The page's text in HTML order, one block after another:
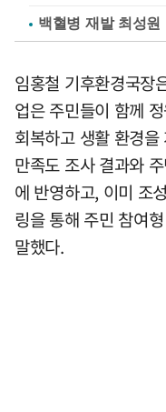
백혈병 재발 최성
임홍철 기후환경국장
업은 주민들이 함께
회복하고 생활 환경
만족도 조사 결과와
에 반영하고, 이미 조
링을 통해 주민 참여
말했다.